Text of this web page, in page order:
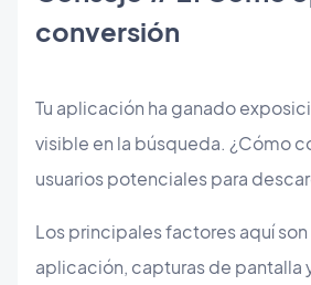
conversión
Tu aplicación ha ganado
visible en la búsqueda. ¿Cómo
usuarios potenciales para
Los principales factores aquí
aplicación, capturas de pantalla